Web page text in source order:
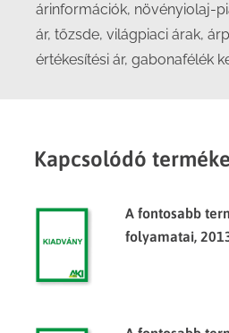
árinformációk, növényiolaj-
ár, tőzsde, világpiaci árak,
értékesítési ár, gabonafélék
Kapcsolódó
A fontosabb
folyamatai,